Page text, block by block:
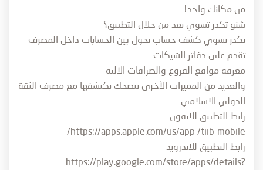
من مكانك واحد!
شنو تكدر تسوي بعد من خلال التطبیق؟
تكدر تسوي كشف حساب تحول بین الحسابات داخل المصرف
تقدم على دفاتر الشیكات
معرفة مواقع الفروع والصرافات الآلیة
والعدید من الممیزات الأخرى ننصحك تكتشفھا مع مصرف الثقة
الدولي الاسلامي
رابط التطبيق للايفون
https://apps.apple.com/us/app /tiib-mobile/
رابط التطبيق للاندرويد
https://play.google.com/store/apps/details?